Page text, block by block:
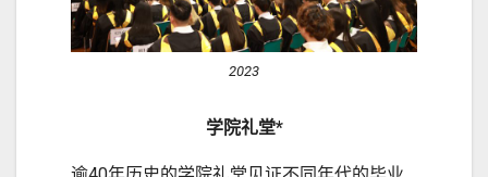
2023
学院礼堂*